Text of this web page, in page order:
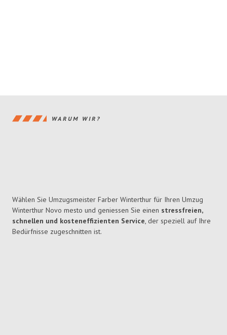
WARUM WIR?
Wählen Sie Umzugsmeister Farber Winterthur für Ihren Umzug
Winterthur Novo mesto und geniessen Sie einen stressfreien,
schnellen und kosteneffizienten Service, der speziell auf Ihre
Bedürfnisse zugeschnitten ist.